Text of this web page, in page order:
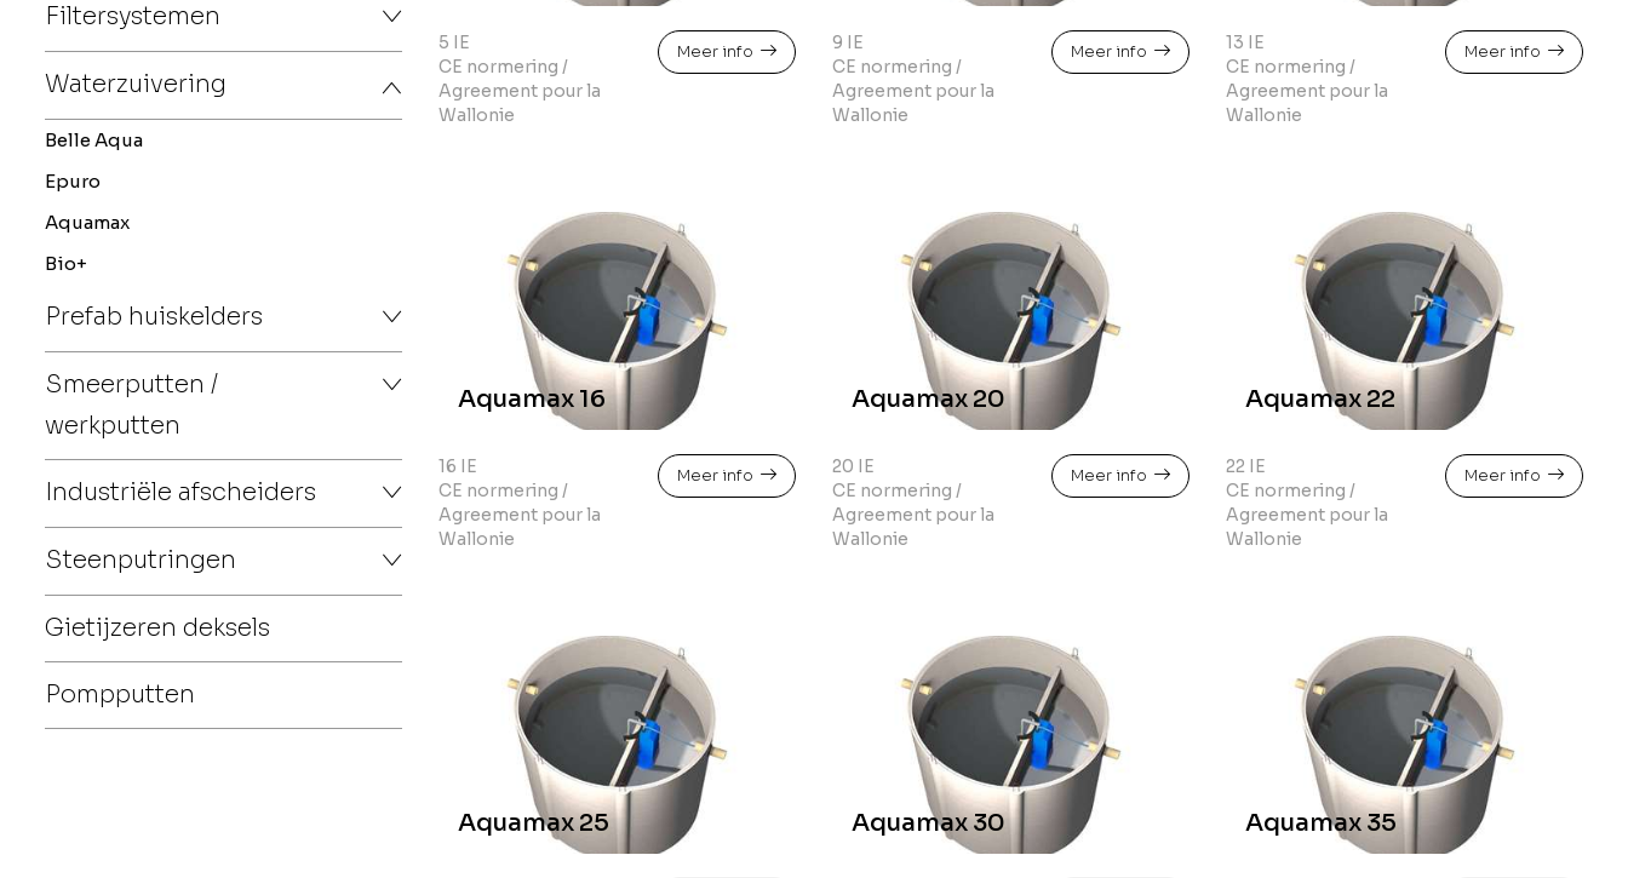
Filtersystemen
Waterzuivering
Belle Aqua
Epuro
Aquamax
Bio+
Prefab huiskelders
Smeerputten /
werkputten
Industriële afscheiders
Steenputringen
Gietijzeren deksels
Pompputten
5 IE
CE normering /
Agreement pour la
Wallonie
Meer info
9 IE
CE normering /
Agreement pour la
Wallonie
Meer info
13 IE
CE normering /
Agreement pour la
Wallonie
Meer info
Aquamax 16
16 IE
CE normering /
Agreement pour la
Wallonie
Meer info
Aquamax 20
20 IE
CE normering /
Agreement pour la
Wallonie
Meer info
Aquamax 22
22 IE
CE normering /
Agreement pour la
Wallonie
Meer info
Aquamax 25 Aquamax 30 Aquamax 35